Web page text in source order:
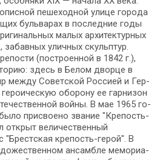
пе­ше­ход­ной ули­це го­ро­да
бульварах в по­след­ние го­ды
ма­лых ар­хи­тек­тур­ных
улич­ных скульп­тур.
(по­стро­ен­ной в 1842 г.),
здесь в Бе­лом двор­це в
меж­ду Со­вет­ской Рос­си­ей и Гер­
обо­ро­ну ее гар­ни­зон
вой­ны. В мае 1965 го­
присвоено звание "Крепость-
от­крыт величественный
крепость-герой". В
ан­сам­бле ме­мо­ри­а­